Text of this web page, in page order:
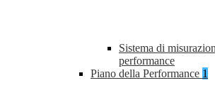
Sistema di
performance
Piano della Performance 1